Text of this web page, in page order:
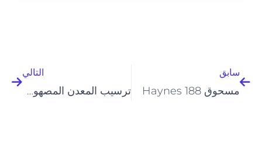
سابق
مسحوق Haynes 188
التالي
ترسيب المعدن المصهور (MMD)